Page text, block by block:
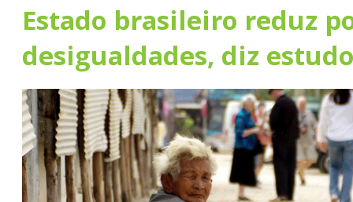
Estado brasileiro reduz
desigualdades, diz estudo